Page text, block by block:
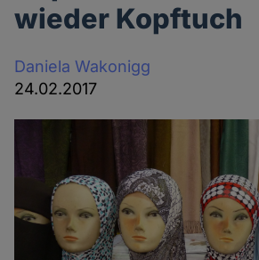
wieder Kopftuch
Daniela Wakonigg
24.02.2017